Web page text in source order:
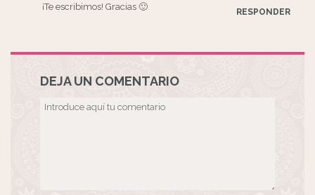
RESPONDER
¡Te escribimos! Gracias 🙂
DEJA UN COMENTARIO